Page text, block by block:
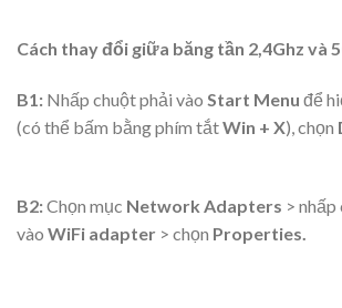
Cách thay đổi giữa băng tần 2,4Ghz và
B1: Nhấp chuột phải vào Start Menu để
(có thể bấm bằng phím tắtWin + X), chọn
B2:Chọn mục Network Adapters >
vào WiFi adapter > chọn Properties.